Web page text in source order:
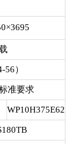
56）
准要求
WP10H375E62